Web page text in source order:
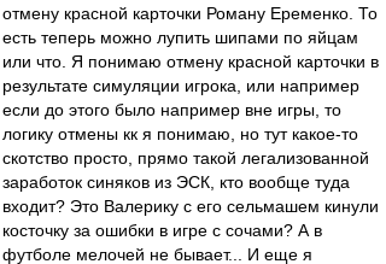
отмену красной карточки Роману Еременко. То
есть теперь можно лупить шипами по яйцам
или что. Я понимаю отмену красной карточки в
результате симуляции игрока, или например
если до этого было например вне игры, то
логику отмены кк я понимаю, но тут какое-то
скотство просто, прямо такой легализованной
заработок синяков из ЭСК, кто вообще туда
входит? Это Валерику с его сельмашем кинули
косточку за ошибки в игре с сочами? А в
футболе мелочей не бывает... И еще я